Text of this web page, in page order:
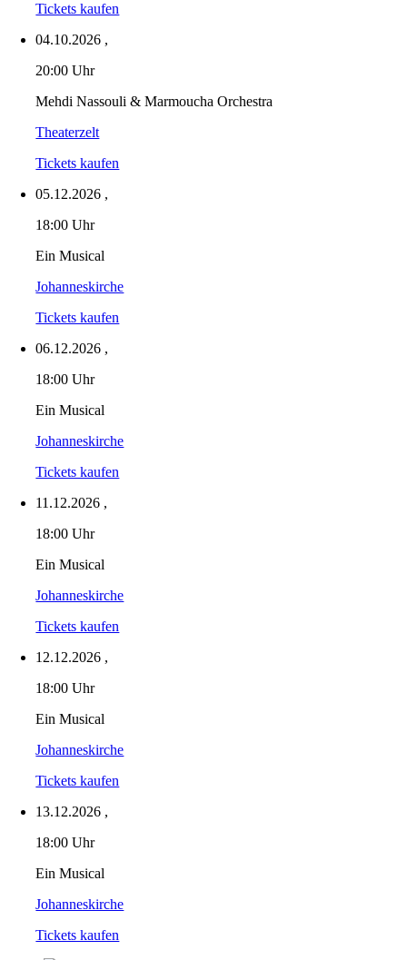
Tickets kaufen
04.10.2026 ,
20:00 Uhr
Mehdi Nassouli & Marmoucha Orchestra
Theaterzelt
Tickets kaufen
05.12.2026 ,
18:00 Uhr
Ein Musical
Johanneskirche
Tickets kaufen
06.12.2026 ,
18:00 Uhr
Ein Musical
Johanneskirche
Tickets kaufen
11.12.2026 ,
18:00 Uhr
Ein Musical
Johanneskirche
Tickets kaufen
12.12.2026 ,
18:00 Uhr
Ein Musical
Johanneskirche
Tickets kaufen
13.12.2026 ,
18:00 Uhr
Ein Musical
Johanneskirche
Tickets kaufen